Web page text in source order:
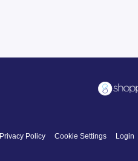
Privacy Policy Cookie Settings Login